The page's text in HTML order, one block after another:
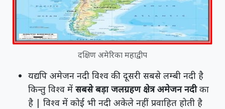
दक्षिण अमेरिका महाद्वीप
यद्यपि अमेजन नदी विश्व की दूसरी सबसे लम्बी नदी है
किन्तु विश्व में सबसे बड़ा जलग्रहण क्षेत्र अमेजन नदीका
है | विश्व में कोई भी नदी अकेले नहीं प्रवाहित होती है